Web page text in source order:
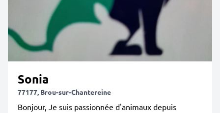
Sonia
77177, Brou-sur-Chantereine
Bonjour, Je suis passionnée d'animaux depuis